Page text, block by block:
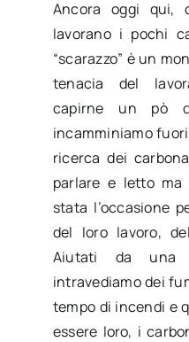
Ancora oggi qui,
lavorano i pochi
“scarazzo” è un
tenacia del
capirne un pò
incamminiamo
ricerca dei
parlare e letto ma
stata l’occasione
del loro lavoro,
Aiutati da una
intravediamo dei
tempo di incendi e
essere loro, i